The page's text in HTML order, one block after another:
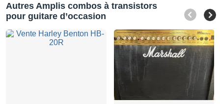
Autres Amplis combos à transistors
pour guitare d’occasion